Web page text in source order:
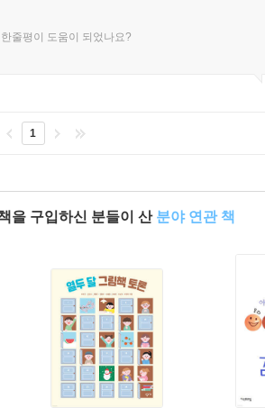
줄평이 도움이 되었나요?
1
을 구입하신 분들이 산 분야 연관 책